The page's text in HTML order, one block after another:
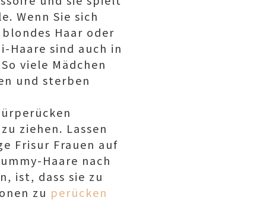
Wenn Sie sich
Haar oder
Haare sind auch in
viele Mädchen
und sterben
ziehen. Lassen
Frisur Frauen auf
Haare nach
ist, dass sie zu
zu perücken